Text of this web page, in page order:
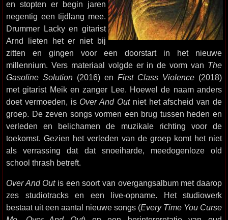
en stopten er begin jaren
negentig een tijdlang mee.
Drummer Lacky en gitarist
Arnd lieten het er niet bij
zitten en gingen voor een doorstart in het nieuwe
millennium. Vers materiaal volgde er in de vorm van The
Gasoline Solution (2016) en First Class Violence (2018)
met gitarist Meik en zanger Lee. Hoewel de naam anders
doet vermoeden, is Over And Outniet het afscheid van de
groep. De zeven songs vormen een brug tussen heden en
verleden en belichamen de muzikale richting voor de
toekomst. Gezien het verleden van de groep komt het niet
als verrassing dat dat snoeiharde, meedogenloze old
school thrash betreft.
Over And Outis een soort van overgangsalbum met daarop
zes studiotracks en een live-opname. Het studiowerk
bestaat uit een aantal nieuwe songs (Every Time You Curse